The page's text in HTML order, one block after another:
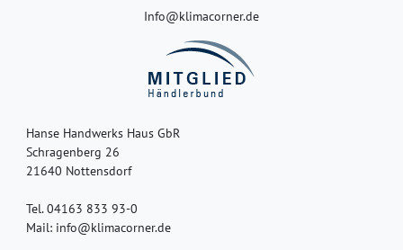
Info@klimacorner.de
Hanse Handwerks Haus GbR
Schragenberg 26
21640 Nottensdorf
Tel. 04163 833 93-0
Mail: info@klimacorner.de